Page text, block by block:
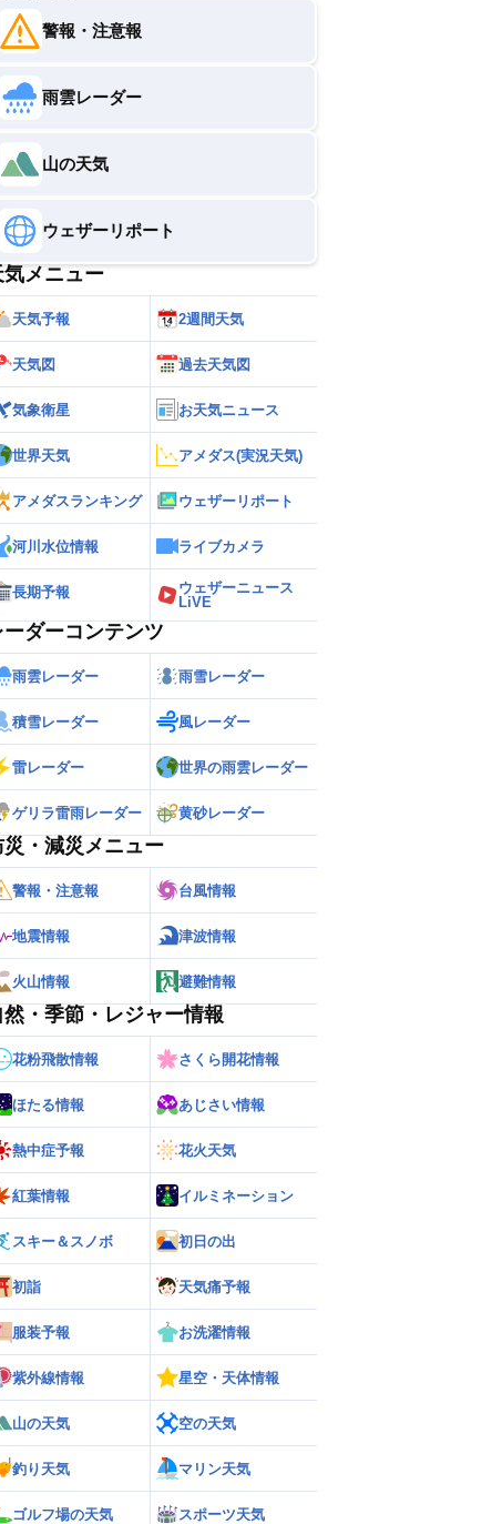
警報・注意報
雨雲レーダー
山の天気
ウェザーリポート
気メニュー
天気予報 2週間天気
天気図 過去天気図
気象衛星 お天気ニュース
世界天気 アメダス(実況天気)
アメダスランキング ウェザーリポート
河川水位情報 ライブカメラ
長期予報
ウェザーニュース
LiVE
ーダーコンテンツ
雨雲レーダー 雨雪レーダー
積雪レーダー 風レーダー
雷レーダー 世界の雨雲レーダー
ゲリラ雷雨レーダー 黄砂レーダー
災・減災メニュー
警報・注意報 台風情報
地震情報 津波情報
火山情報 避難情報
然・季節・レジャー情報
花粉飛散情報 さくら開花情報
ほたる情報 あじさい情報
熱中症予報 花火天気
紅葉情報 イルミネーション
スキー＆スノボ 初日の出
初詣 天気痛予報
服装予報 お洗濯情報
紫外線情報 星空・天体情報
山の天気 空の天気
釣り天気 マリン天気
ゴルフ場の天気 スポーツ天気